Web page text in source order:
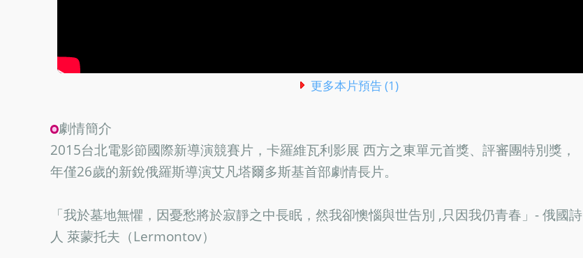
更多本片預告 (1)
劇情簡介
2015台北電影節國際新導演競賽片，卡羅維瓦利影展 西方之東單元首獎、評審團特別獎，
年僅26歲的新銳俄羅斯導演艾凡塔爾多斯基首部劇情長片。
「我於墓地無懼，因憂愁將於寂靜之中長眠，然我卻懊惱與世告別 ,只因我仍青春」- 俄國詩
人 萊蒙托夫（Lermontov）